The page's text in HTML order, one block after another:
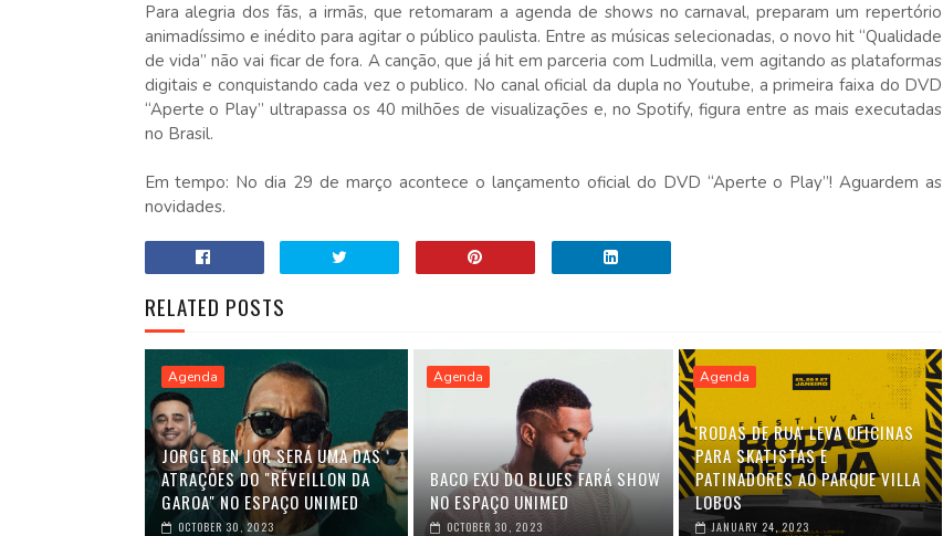
Para alegria dos fãs, a irmãs, que retomaram a agenda de shows no carnaval, preparam um repertório
animadíssimo e inédito para agitar o público paulista. Entre as músicas selecionadas, o novo hit “Qualidade
de vida” não vai ficar de fora. A canção, que já hit em parceria com Ludmilla, vem agitando as plataformas
digitais e conquistando cada vez o publico. No canal oficial da dupla no Youtube, a primeira faixa do DVD
“Aperte o Play” ultrapassa os 40 milhões de visualizações e, no Spotify, figura entre as mais executadas
no Brasil.
Em tempo: No dia 29 de março acontece o lançamento oficial do DVD “Aperte o Play”! Aguardem as
novidades.
RELATED POSTS
Agenda
JORGE BEN JOR SERÁ UMA DAS
ATRAÇÕES DO "RÉVEILLON DA
GAROA" NO ESPAÇO UNIMED
OCTOBER 30, 2023
Agenda
BACO EXU DO BLUES FARÁ SHOW
NO ESPAÇO UNIMED
OCTOBER 30, 2023
Agenda
'RODAS DE RUA' LEVA OFICINAS
PARA SKATISTAS E
PATINADORES AO PARQUE VILLA
LOBOS
JANUARY 24, 2023